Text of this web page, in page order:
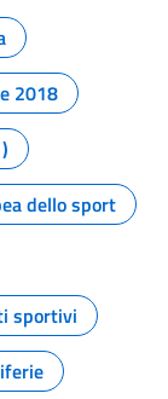
2018
dello sport
sportivi